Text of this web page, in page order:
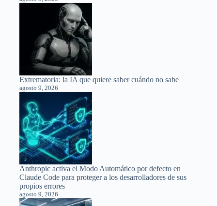
Extrematoria: la IA que quiere saber cuándo no sabe
agosto 9, 2026
Anthropic activa el Modo Automático por defecto en
Claude Code para proteger a los desarrolladores de sus
propios errores
agosto 9, 2026